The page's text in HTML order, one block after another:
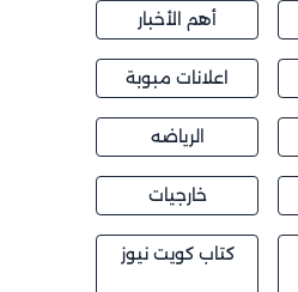
أهم الأخبار
اعلانات مبوبة
الرياضه
خارجيات
كتاب كويت نيوز